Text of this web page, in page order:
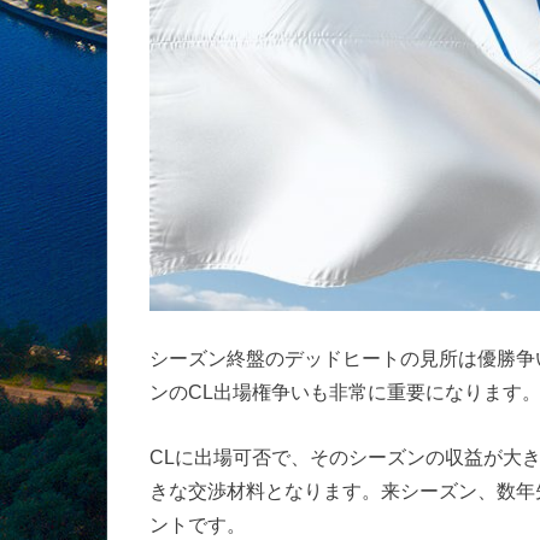
シーズン終盤のデッドヒートの見所は優勝
ンのCL出場権争いも非常に重要になります。
CLに出場可否で、そのシーズンの収益が大
きな交渉材料となります。来シーズン、数
ントです。